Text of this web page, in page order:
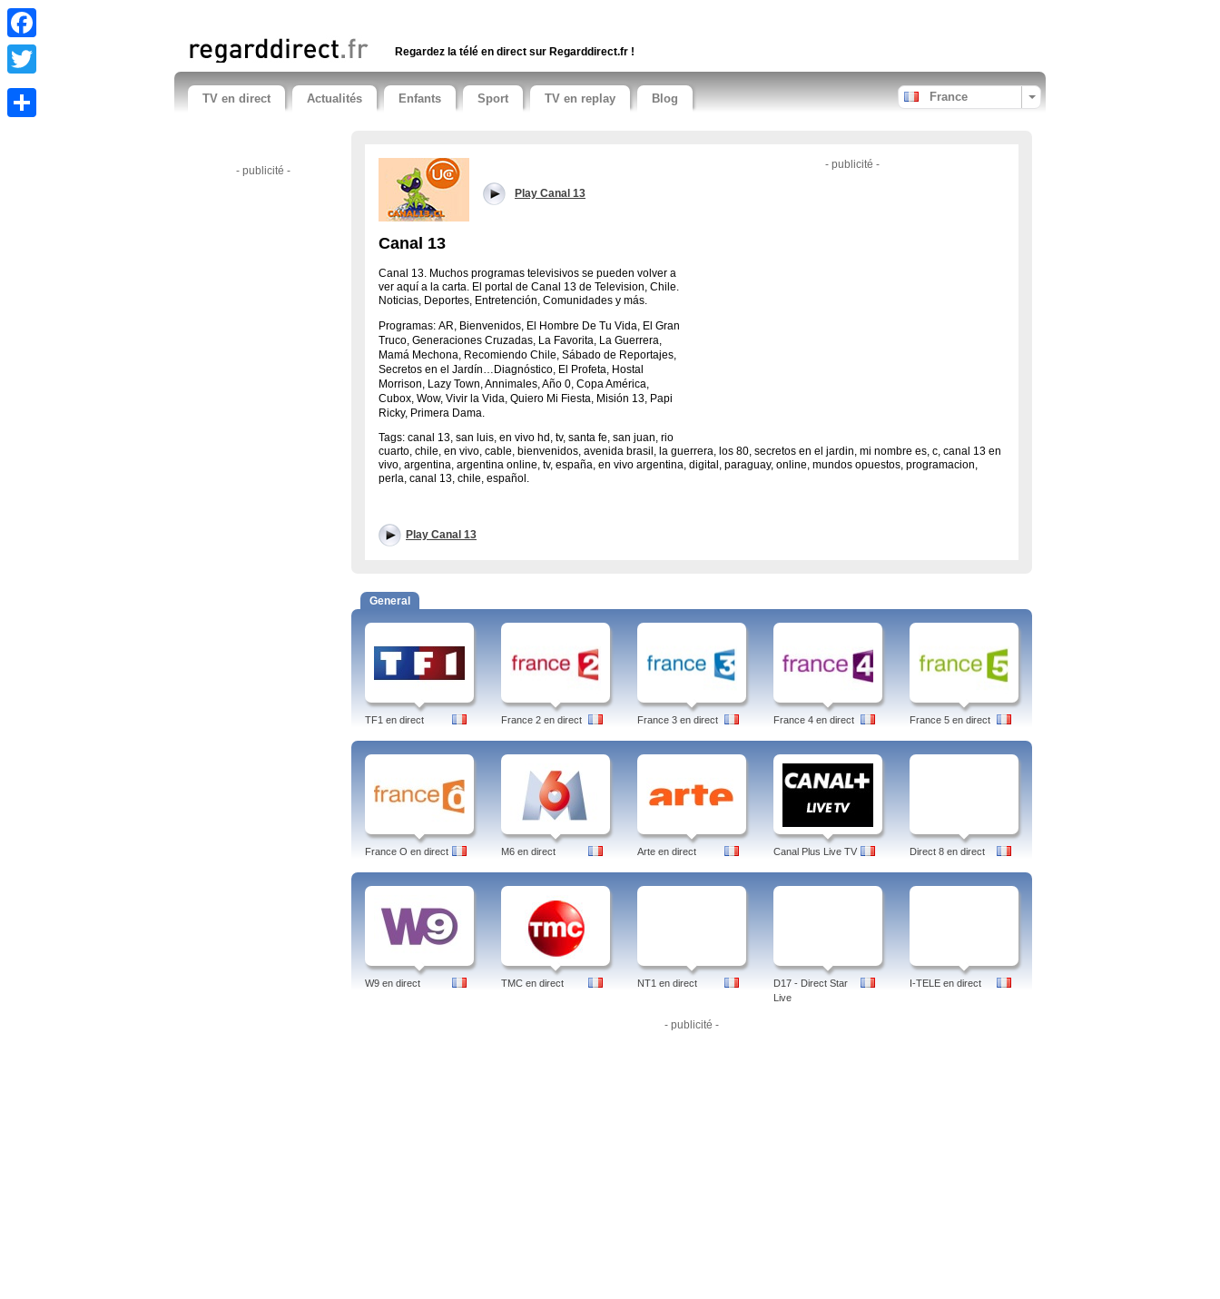
Facebook
Twitter
Regardez la télé en direct sur Regarddirect.fr !
TV en direct Actualités Enfants Sport TV en replay Blog France
- publicité - - publicité -
Play Canal 13
Canal 13
Canal 13. Muchos programas televisivos se pueden volver a
ver aquí a la carta. El portal de Canal 13 de Television, Chile.
Noticias, Deportes, Entretención, Comunidades y más.
Programas: AR, Bienvenidos, El Hombre De Tu Vida, El Gran
Truco, Generaciones Cruzadas, La Favorita, La Guerrera,
Mamá Mechona, Recomiendo Chile, Sábado de Reportajes,
Secretos en el Jardín… Diagnóstico, El Profeta, Hostal
Morrison, Lazy Town, Annimales, Año 0, Copa América,
Cubox, Wow, Vivir la Vida, Quiero Mi Fiesta, Misión 13, Papi
Ricky, Primera Dama.
Tags: canal 13, san luis, en vivo hd, tv, santa fe, san juan, rio
cuarto, chile, en vivo, cable, bienvenidos, avenida brasil, la guerrera, los 80, secretos en el jardin, mi nombre es, c, canal 13 en
vivo, argentina, argentina online, tv, españa, en vivo argentina, digital, paraguay, online, mundos opuestos, programacion,
perla, canal 13, chile, español.
Play Canal 13
General
TF1 en direct France 2 en direct France 3 en direct France 4 en direct France 5 en direct
France O en direct M6 en direct Arte en direct Canal Plus Live TV Direct 8 en direct
W9 en direct TMC en direct NT1 en direct
D17 - Direct Star
Live
I-TELE en direct
- publicité -